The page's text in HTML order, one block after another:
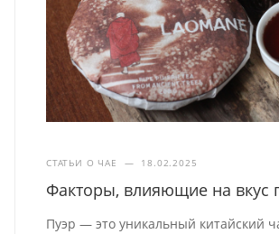
СТАТЬИ О ЧАЕ — 18.02.2025
Факторы, влияющие на вкус
Пуэр — это уникальный китайский